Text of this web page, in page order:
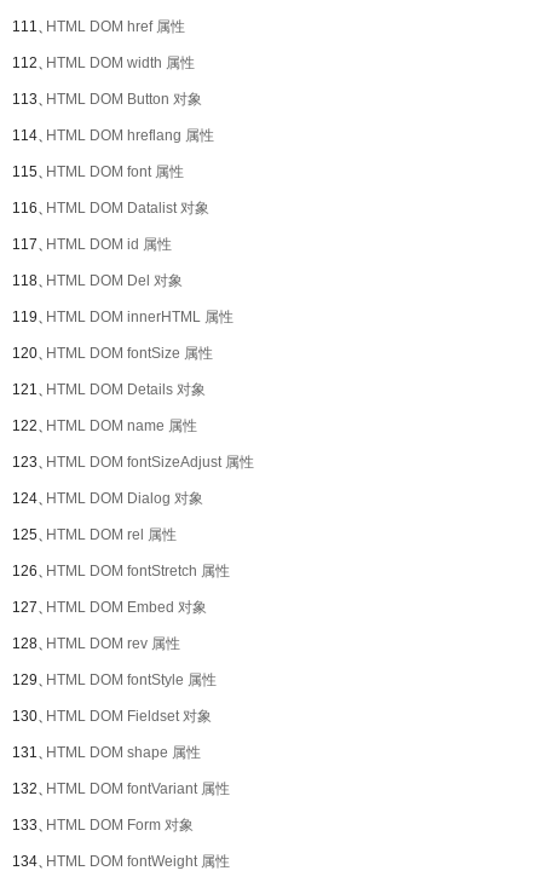
111、HTML DOM href 属性
112、HTML DOM width 属性
113、HTML DOM Button 对象
114、HTML DOM hreflang 属性
115、HTML DOM font 属性
116、HTML DOM Datalist 对象
117、HTML DOM id 属性
118、HTML DOM Del 对象
119、HTML DOM innerHTML 属性
120、HTML DOM fontSize 属性
121、HTML DOM Details 对象
122、HTML DOM name 属性
123、HTML DOM fontSizeAdjust 属性
124、HTML DOM Dialog 对象
125、HTML DOM rel 属性
126、HTML DOM fontStretch 属性
127、HTML DOM Embed 对象
128、HTML DOM rev 属性
129、HTML DOM fontStyle 属性
130、HTML DOM Fieldset 对象
131、HTML DOM shape 属性
132、HTML DOM fontVariant 属性
133、HTML DOM Form 对象
134、HTML DOM fontWeight 属性